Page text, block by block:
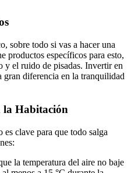
sobre todo si vas a hacer una
productos específicos para esto,
y el ruido de pisadas. Invertir en
gran diferencia en la tranquilidad
la Habitación
es clave para que todo salga
la temperatura del aire no baje